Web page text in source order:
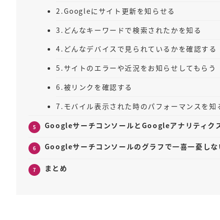
2.Googleにサイト更新を知らせる
3.どんなキーワードで検索されたかを知る
4.どんなデバイスで見られているかを確認する
5.サイトのエラーや近況をお知らせしてもらう
6.被リンクを確認する
7.モバイル表示された時のパフォーマンスを知
GoogleサーチコンソールとGoogleアナリティク
Googleサーチコンソールのグラフで一喜一憂しな
まとめ